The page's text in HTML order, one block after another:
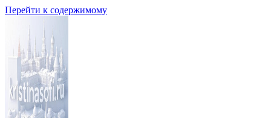
Перейти к содержимому